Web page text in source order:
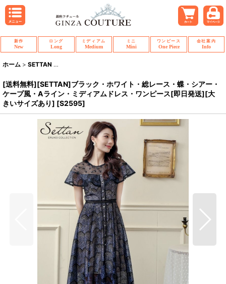
新作
New
ロング
Long
ミディアム
Medium
ミニ
Mini
ワンピース
One Piece
会社案内
Info
ホーム > SETTAN >
[送料無料][SETTAN]ブラック・ホワイト・総レース・蝶・シアー・
ケープ風・Aライン・ミディアムドレス・ワンピース[即日発送][大
きいサイズあり] [S2595]